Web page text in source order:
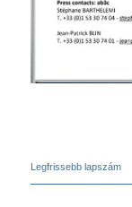
Legfrissebb lapszám